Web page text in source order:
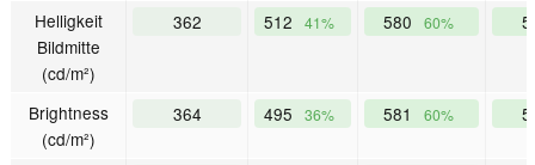
Helligkeit
Bildmitte
(cd/m²)
362 512 41% 580 60%
Brightness
(cd/m²)
364 495 36% 581 60%